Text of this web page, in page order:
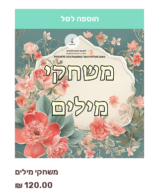
הוספה לסל
משחקי מילים
מחיר